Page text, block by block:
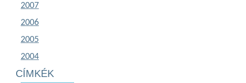
2007
2006
2005
2004
CÍMKÉK